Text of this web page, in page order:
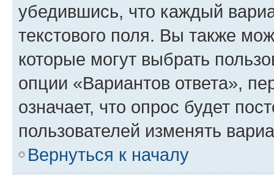
убедившись, что каждый
текстового поля. Вы также
которые могут выбрать
опции «Вариантов ответа»,
означает, что опрос будет
пользователей изменять
Вернуться к началу